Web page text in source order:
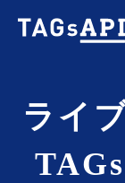
ライ